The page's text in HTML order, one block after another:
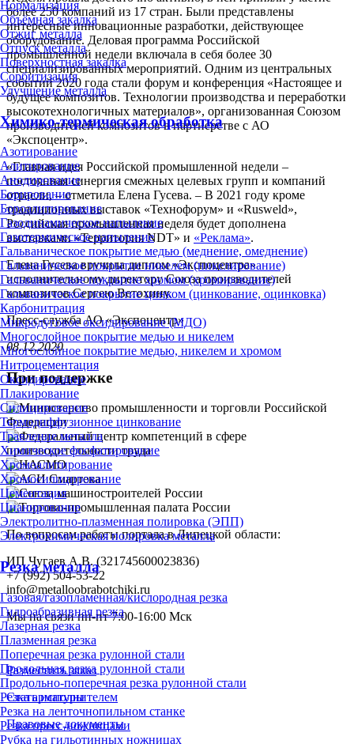
Нормализация
Объёмная закалка
Отжиг металла
Отпуск металла
Поверхностная закалка
Сорбитизация
Улучшение металла
Химико-термическая обработка
Азотирование
Алитирование
Анодирование
Борирование
Бороалитирование
Газодинамическое напыление
Газотермическое напыление
Гальваническое покрытие медью (меднение, омеднение)
Гальваническое покрытие никелем (никелирование)
Гальваническое покрытие хромом (хромирование)
Гальваническое покрытие цинком (цинкование, оцинковка)
Карбонитрация
Микродуговое оксидирование (МДО)
Многослойное покрытие медью и никелем
Многослойное покрытие медью, никелем и хромом
Нитроцементация
Оксидирование
Плакирование
Силицирование
Термодиффузионное цинкование
Травление металла
Химическое фосфатирование
Хромоалитирование
Хромосилицирование
Цементация
Цианирование
Электролитно-плазменная полировка (ЭПП)
Электрохимическая полировка металла
Резка металла
Газовая/газопламенная/кислородная резка
Гидроабразивная резка
Лазерная резка
Плазменная резка
Поперечная резка рулонной стали
Продольная резка рулонной стали
Продольно-поперечная резка рулонной стали
Резка арматуры
Резка на ленточнопильном станке
Резка пресс-ножницами
Рубка на гильотинных ножницах
более 250 компаний из 17 стран. Были представлены
интересные инновационные разработки, действующее
оборудование. Деловая программа Российской
промышленной недели включала в себя более 30
специализированных мероприятий. Одним из центральных
событий 2020 года стали форум и конференция «Настоящее и
будущее композитов. Технологии производства и переработки
высокотехнологичных материалов», организованная Союзом
производителей композитов в партнерстве с АО
«Экспоцентр».
«Главная идея Российской промышленной недели –
постоянная синергия смежных целевых групп и компаний
отрасли, – отметила Елена Гусева. – В 2021 году кроме
традиционных выставок «Технофорум» и «Rusweld»,
Российская промышленная неделя будет дополнена
выставками «Территория NDT» и «Реклама».
Елена Гусева вручила диплом «Экспоцентра»
исполнительному директору Союза производителей
композитов Сергею Ветохину.
Пресс-служба АО «Экспоцентр»
08.12.2020
При поддержке
По вопросам работы портала в Липецкой области:
ИП Чугаев А.В. (321745600023836)
+7 (992) 504-53-22
info@metalloobrabotchiki.ru
Мы на связи пн-пт 7:00-16:00 Мск
Разместить заказ
Стать исполнителем
Правовые документы